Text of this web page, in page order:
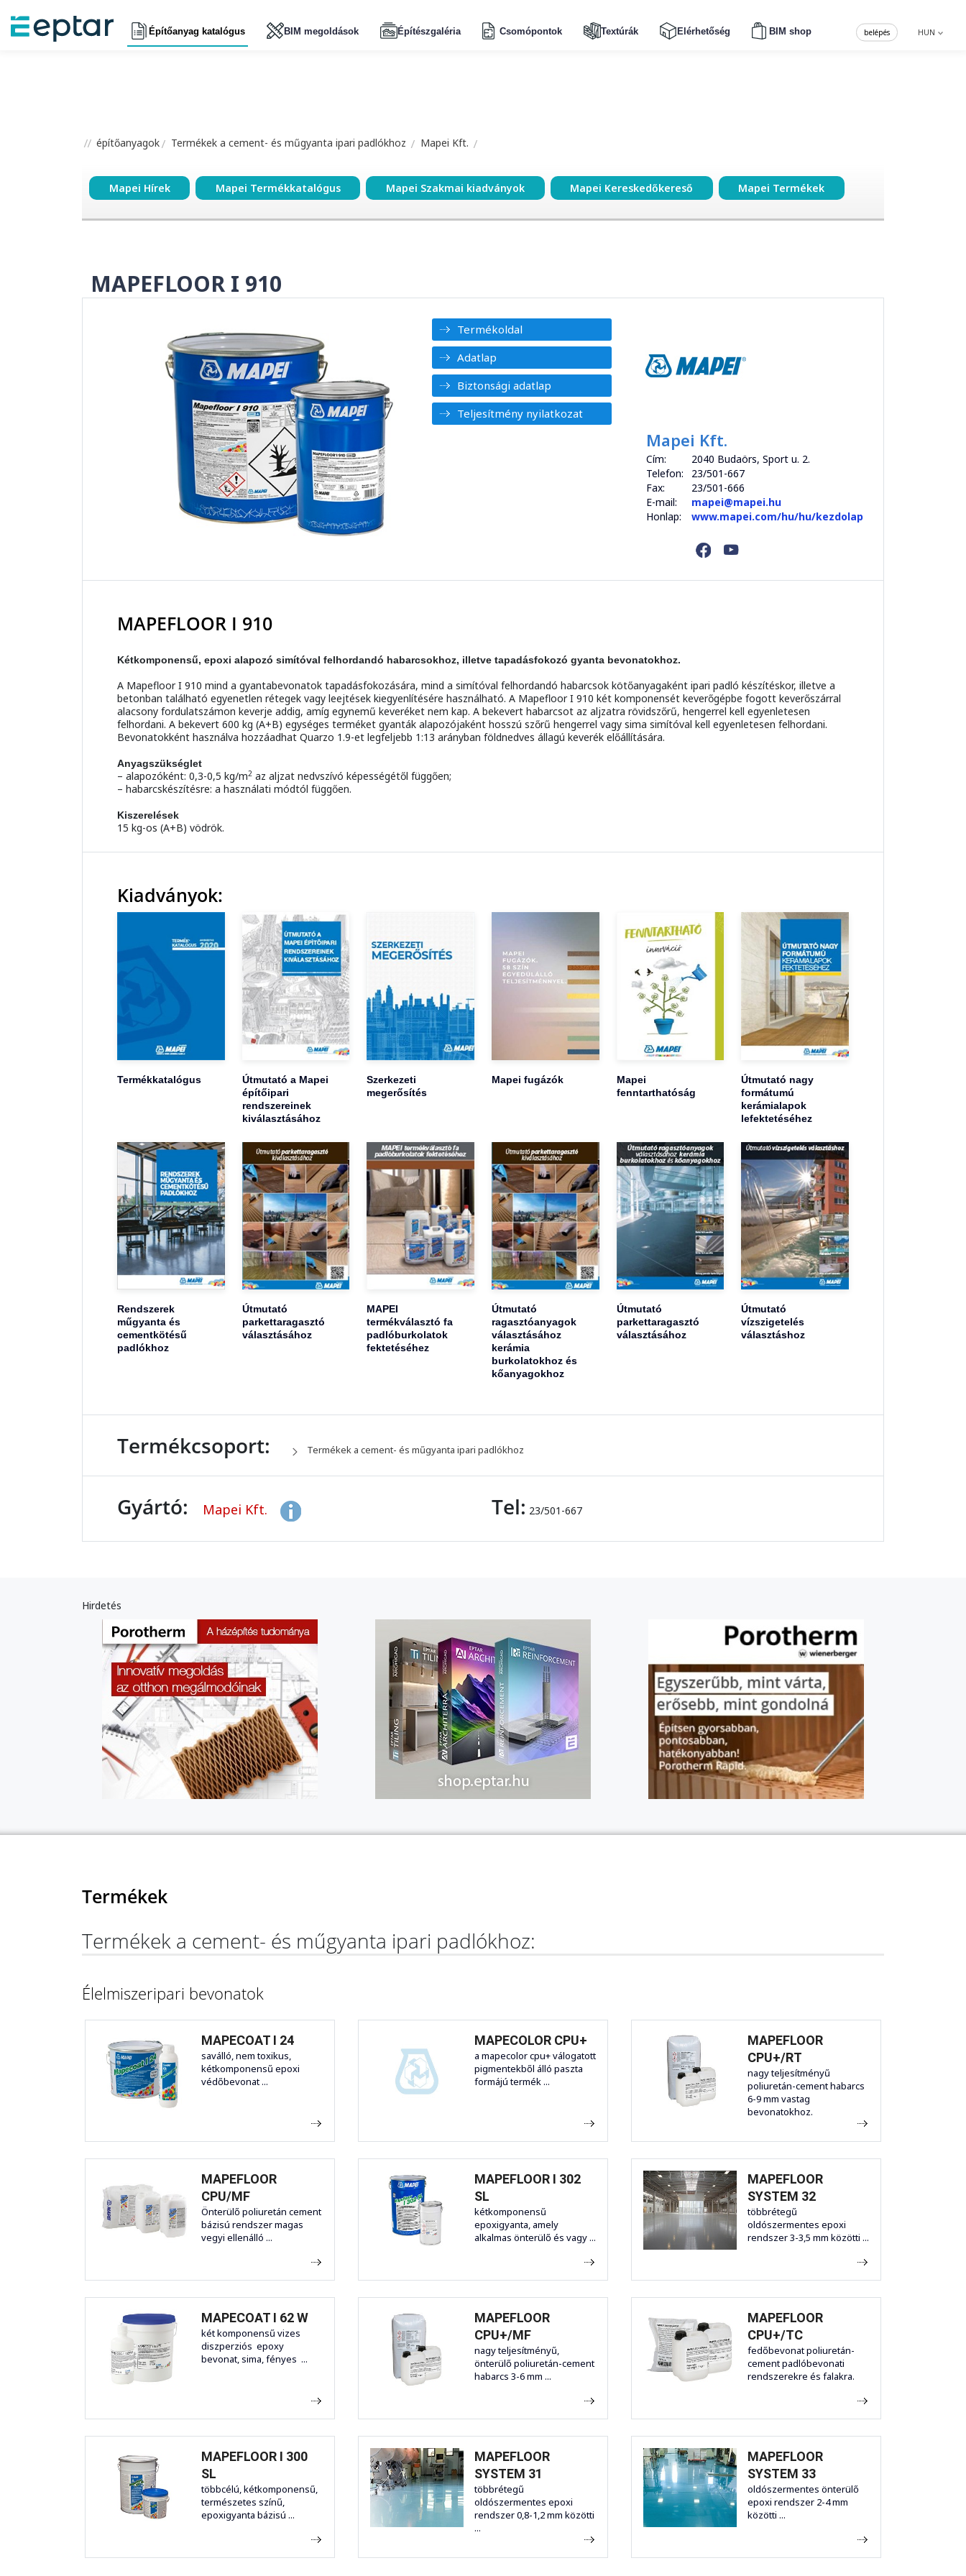
Építőanyag katalógus BIM megoldások Építészgaléria Csomópontok Textúrák Elérhetőség BIM shop HUN
belépés
építőanyagok Termékek a cement- és műgyanta ipari padlókhoz Mapei Kft.
Mapei Hírek Mapei Termékkatalógus Mapei Szakmai kiadványok Mapei Kereskedőkereső Mapei Termékek
MAPEFLOOR I 910
Termékoldal
Adatlap
Biztonsági adatlap
Teljesítmény nyilatkozat
Mapei Kft.
Cím:
2040 Budaörs, Sport u. 2.
Telefon:
23/501-667
Fax:
23/501-666
E-mail:
mapei@mapei.hu
Honlap:
www.mapei.com/hu/hu/kezdolap
MAPEFLOOR I 910
Kétkomponensű, epoxi alapozó simítóval felhordandó habarcsokhoz, illetve tapadásfokozó gyanta bevonatokhoz.
A Mapefloor I 910 mind a gyantabevonatok tapadásfokozására, mind a simítóval felhordandó habarcsok kötőanyagaként ipari padló készítéskor, illetve a
betonban található egyenetlen rétegek vagy leejtések kiegyenlítésére használható. A Mapefloor I 910 két komponensét keverőgépbe fogott keverőszárral
alacsony fordulatszámon keverje addig, amíg egynemű keveréket nem kap. A bekevert habarcsot az aljzatra rövidszőrű, hengerrel kell egyenletesen
felhordani. A bekevert 600 kg (A+B) egységes terméket gyanták alapozójaként hosszú szőrű hengerrel vagy sima simítóval kell egyenletesen felhordani.
Bevonatokként használva hozzáadhat Quarzo 1.9-et legfeljebb 1:13 arányban földnedves állagú keverék előállítására.
Anyagszükséglet
– alapozóként: 0,3-0,5 kg/m2 az aljzat nedvszívó képességétől függően;
– habarcskészítésre: a használati módtól függően.
Kiszerelések
15 kg-os (A+B) vödrök.
Kiadványok:
Termékkatalógus
Útmutató a Mapei
építőipari
rendszereinek
kiválasztásához
Szerkezeti
megerősítés
Mapei fugázók
Mapei
fenntarthatóság
Útmutató nagy
formátumú
kerámialapok
lefektetéséhez
Rendszerek
műgyanta és
cementkötésű
padlókhoz
Útmutató
parkettaragasztó
választásához
MAPEI
termékválasztó fa
padlóburkolatok
fektetéséhez
Útmutató
ragasztóanyagok
választásához
kerámia
burkolatokhoz és
kőanyagokhoz
Útmutató
parkettaragasztó
választásához
Útmutató
vízszigetelés
választáshoz
Termékcsoport: Termékek a cement- és műgyanta ipari padlókhoz
Gyártó: Mapei Kft. Tel: 23/501-667
Hirdetés
Termékek
Termékek a cement- és műgyanta ipari padlókhoz:
Élelmiszeripari bevonatok
MAPECOAT I 24
saválló, nem toxikus,
kétkomponensű epoxi
védőbevonat ...
MAPECOLOR CPU+
a mapecolor cpu+ válogatott
pigmentekből álló paszta
formájú termék ...
MAPEFLOOR
CPU+/RT
nagy teljesítményű
poliuretán-cement habarcs
6-9 mm vastag
bevonatokhoz.
MAPEFLOOR
CPU/MF
Önterülő poliuretán cement
bázisú rendszer magas
vegyi ellenálló ...
MAPEFLOOR I 302
SL
kétkomponensű
epoxigyanta, amely
alkalmas önterülő és vagy ...
MAPEFLOOR
SYSTEM 32
többrétegű
oldószermentes epoxi
rendszer 3-3,5 mm közötti ...
MAPECOAT I 62 W
két komponensű vizes
diszperziós epoxy
bevonat, sima, fényes ...
MAPEFLOOR
CPU+/MF
nagy teljesítményű,
önterülő poliuretán-cement
habarcs 3-6 mm ...
MAPEFLOOR
CPU+/TC
fedőbevonat poliuretán-
cement padlóbevonati
rendszerekre és falakra.
MAPEFLOOR I 300
SL
többcélú, kétkomponensű,
természetes színű,
epoxigyanta bázisú ...
MAPEFLOOR
SYSTEM 31
többrétegű
oldószermentes epoxi
rendszer 0,8-1,2 mm közötti
...
MAPEFLOOR
SYSTEM 33
oldószermentes önterülő
epoxi rendszer 2-4 mm
közötti ...